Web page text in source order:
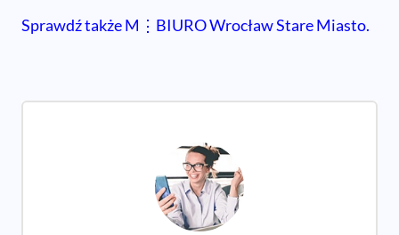
Sprawdź także M⋮BIURO Wrocław Stare Miasto.